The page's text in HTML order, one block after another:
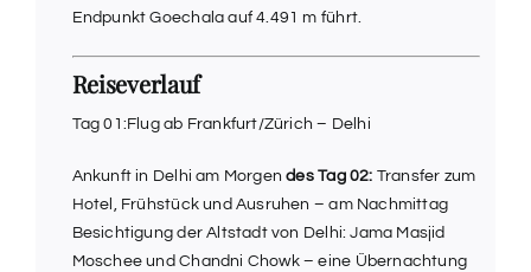
Endpunkt Goechala auf 4.491 m führt.
Reiseverlauf
Tag 01:Flug ab Frankfurt/Zürich – Delhi
Ankunft in Delhi am Morgendes Tag 02: Transfer zum
Hotel, Frühstück und Ausruhen – am Nachmittag
Besichtigung der Altstadt von Delhi: Jama Masjid
Moschee und Chandni Chowk – eine Übernachtung